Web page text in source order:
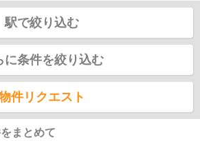
駅で絞り込む
に条件を絞り込む
件リクエスト
まとめて